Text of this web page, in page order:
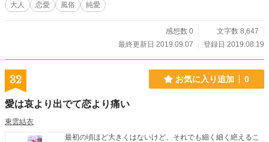
大人 恋愛 風俗 純愛
感想数 0
文字数 8,647
最終更新日 2019.09.07
登録日 2019.08.19
32 お気に入り追加 0
愛は哀より出でて恋より痛い
東雲結衣
最初の頃ほど大きくはないけど、それでも細く細く絶えるこ